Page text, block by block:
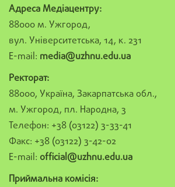
Адреса Медіацентру:
88000 м. Ужгород,
вул. Університетська, 14, к. 231
E-mail: media@uzhnu.edu.ua
Ректорат:
88000, Україна, Закарпатська обл.,
м. Ужгород, пл. Народна, 3
Телефон: +38 (03122) 3-33-41
Факс: +38 (03122) 3-42-02
E-mail: official@uzhnu.edu.ua
Приймальна комісія: